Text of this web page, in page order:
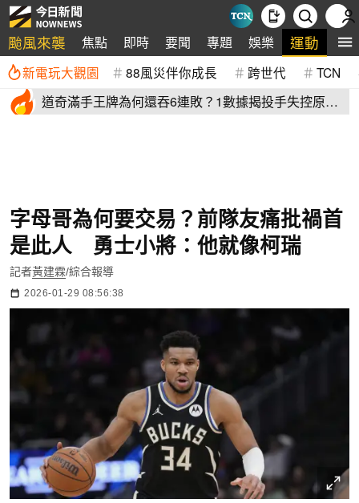
颱風來襲 焦點 即時 要聞 專題 娛樂 運動 全
新電玩大觀園 88風災伴你成長 跨世代 TCN
道奇滿手王牌為何還吞6連敗？1數據揭投手失控原
字母哥為何要交易？前隊友痛批禍首
是此人 勇士小將：他就像柯瑞
記者黃建霖/綜合報導
2026-01-29 08:56:38